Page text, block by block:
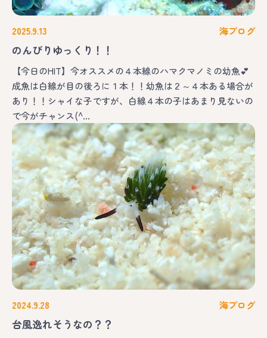
2025.9.13 海ブログ
のんびりゆっくり！！
【今日のHIT】今オススメの４本線のハマクマノミの幼魚💕
成魚は白線が目の後ろに１本！！幼魚は２～４本ある場合が
あり！！シャイな子ですが、白線４本の子はあまり見ないの
で今がチャンス(^…
2024.9.28 海ブログ
台風逸れそうなの？？